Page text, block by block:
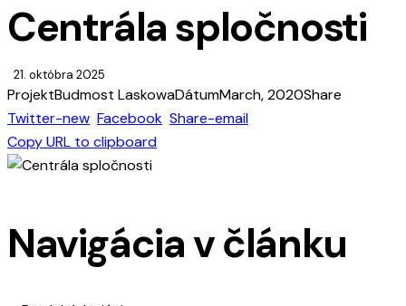
Centrála spločnosti
21. októbra 2025
ProjektBudmost LaskowaDátumMarch, 2020Share
Twitter-new Facebook Share-email
Copy URL to clipboard
Navigácia v článku